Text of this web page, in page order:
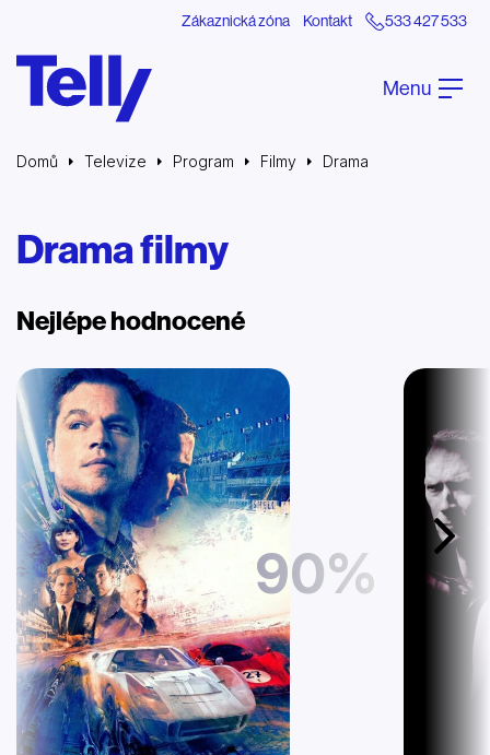
Zákaznická zóna Kontakt 533 427 533
Menu
Domů Televize Program Filmy Drama
Drama filmy
Nejlépe hodnocené
Další
90%